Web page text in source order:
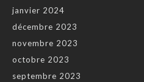
janvier 2024
décembre 2023
novembre 2023
octobre 2023
septembre 2023